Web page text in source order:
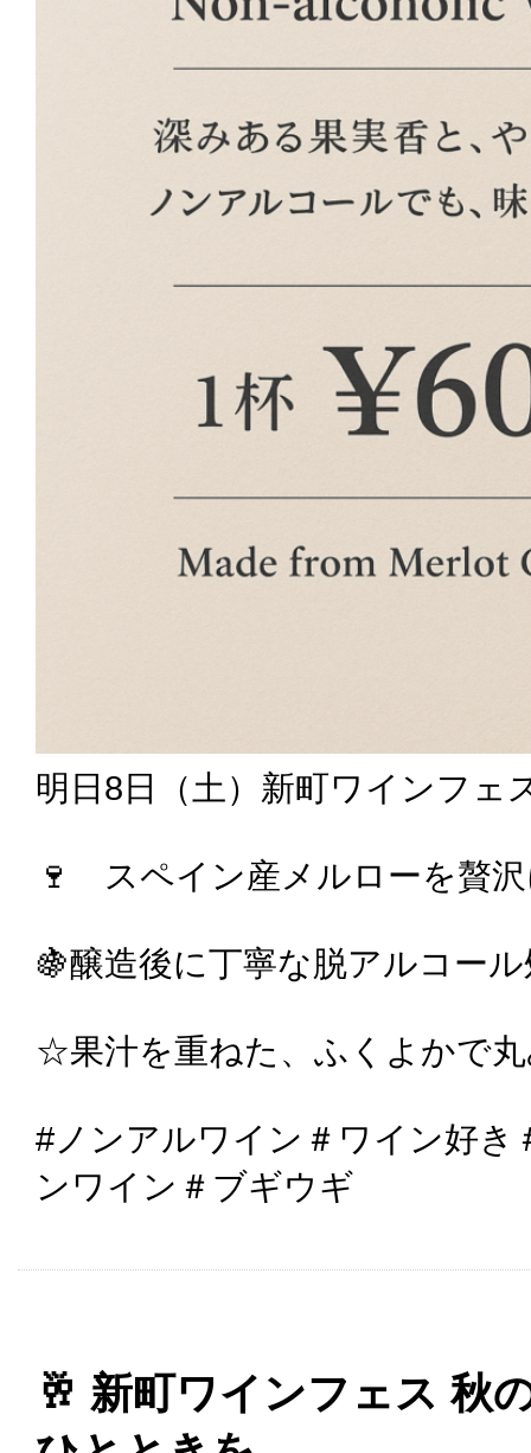
明日8日（土）新町ワインフェ
🍷 スペイン産メルローを贅
🍇醸造後に丁寧な脱アルコー
☆果汁を重ねた、ふくよかで
#ノンアルワイン＃ワイン好き
ンワイン＃ブギウギ
🥂 新町ワインフェス 秋